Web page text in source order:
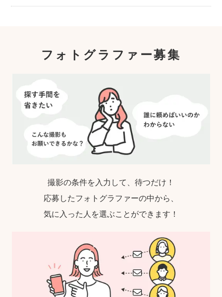
こども・家族撮影に長けたプロカメラマンの
フォトグラファー募集
撮影の条件を入力して、待つだけ！
応募したフォトグラファーの中から、
気に入った人を選ぶことができます！